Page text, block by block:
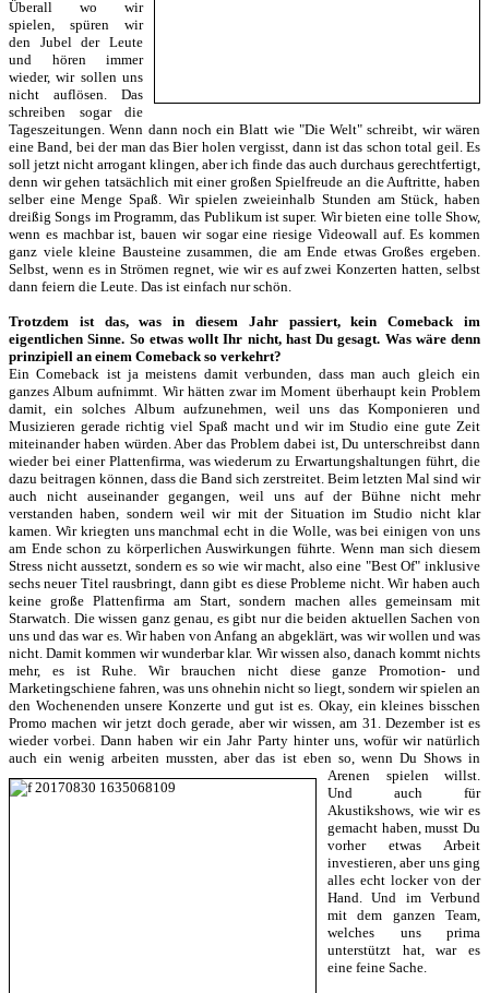
Überall wo wir
spielen, spüren wir
den Jubel der Leute
und hören immer
wieder, wir sollen uns
nicht auflösen. Das
schreiben sogar die
Tageszeitungen. Wenn dann noch ein Blatt wie "Die Welt" schreibt, wir wären
eine Band, bei der man das Bier holen vergisst, dann ist das schon total geil. Es
soll jetzt nicht arrogant klingen, aber ich finde das auch durchaus gerechtfertigt,
denn wir gehen tatsächlich mit einer großen Spielfreude an die Auftritte, haben
selber eine Menge Spaß. Wir spielen zweieinhalb Stunden am Stück, haben
dreißig Songs im Programm, das Publikum ist super. Wir bieten eine tolle Show,
wenn es machbar ist, bauen wir sogar eine riesige Videowall auf. Es kommen
ganz viele kleine Bausteine zusammen, die am Ende etwas Großes ergeben.
Selbst, wenn es in Strömen regnet, wie wir es auf zwei Konzerten hatten, selbst
dann feiern die Leute. Das ist einfach nur schön.
Trotzdem ist das, was in diesem Jahr passiert, kein Comeback im
eigentlichen Sinne. So etwas wollt Ihr nicht, hast Du gesagt. Was wäre denn
prinzipiell an einem Comeback so verkehrt?
Ein Comeback ist ja meistens damit verbunden, dass man auch gleich ein
ganzes Album aufnimmt. Wir hätten zwar im Moment überhaupt kein Problem
damit, ein solches Album aufzunehmen, weil uns das Komponieren und
Musizieren gerade richtig viel Spaß macht und wir im Studio eine gute Zeit
miteinander haben würden. Aber das Problem dabei ist, Du unterschreibst dann
wieder bei einer Plattenfirma, was wiederum zu Erwartungshaltungen führt, die
dazu beitragen können, dass die Band sich zerstreitet. Beim letzten Mal sind wir
auch nicht auseinander gegangen, weil uns auf der Bühne nicht mehr
verstanden haben, sondern weil wir mit der Situation im Studio nicht klar
kamen. Wir kriegten uns manchmal echt in die Wolle, was bei einigen von uns
am Ende schon zu körperlichen Auswirkungen führte. Wenn man sich diesem
Stress nicht aussetzt, sondern es so wie wir macht, also eine "Best Of" inklusive
sechs neuer Titel rausbringt, dann gibt es diese Probleme nicht. Wir haben auch
keine große Plattenfirma am Start, sondern machen alles gemeinsam mit
Starwatch. Die wissen ganz genau, es gibt nur die beiden aktuellen Sachen von
uns und das war es. Wir haben von Anfang an abgeklärt, was wir wollen und was
nicht. Damit kommen wir wunderbar klar. Wir wissen also, danach kommt nichts
mehr, es ist Ruhe. Wir brauchen nicht diese ganze Promotion- und
Marketingschiene fahren, was uns ohnehin nicht so liegt, sondern wir spielen an
den Wochenenden unsere Konzerte und gut ist es. Okay, ein kleines bisschen
Promo machen wir jetzt doch gerade, aber wir wissen, am 31. Dezember ist es
wieder vorbei. Dann haben wir ein Jahr Party hinter uns, wofür wir natürlich
auch ein wenig arbeiten mussten, aber das ist eben so, wenn Du Shows in
Arenen spielen willst.
Und auch für
Akustikshows, wie wir es
gemacht haben, musst Du
vorher etwas Arbeit
investieren, aber uns ging
alles echt locker von der
Hand. Und im Verbund
mit dem ganzen Team,
welches uns prima
unterstützt hat, war es
eine feine Sache.